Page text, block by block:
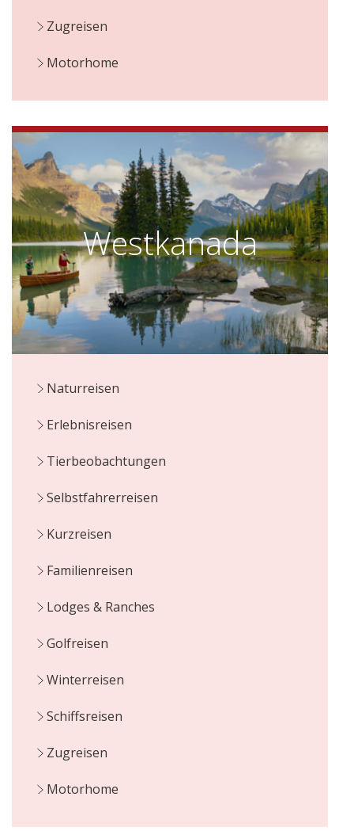
Zugreisen
Motorhome
Westkanada
Naturreisen
Erlebnisreisen
Tierbeobachtungen
Selbstfahrerreisen
Kurzreisen
Familienreisen
Lodges & Ranches
Golfreisen
Winterreisen
Schiffsreisen
Zugreisen
Motorhome